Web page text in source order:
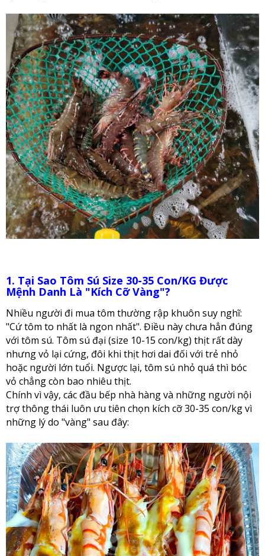
1. Tại Sao Tôm Sú Size 30-35 Con/KG Được
Mệnh Danh Là "Kích Cỡ Vàng"?
Nhiều người đi mua tôm thường rập khuôn suy nghĩ:
"Cứ tôm to nhất là ngon nhất". Điều này chưa hẳn đúng
với tôm sú. Tôm sú đại (size 10-15 con/kg) thịt rất dày
nhưng vỏ lại cứng, đôi khi thịt hơi dai đối với trẻ nhỏ
hoặc người lớn tuổi. Ngược lại, tôm sú nhỏ quá thì bóc
vỏ chẳng còn bao nhiêu thịt.
Chính vì vậy, các đầu bếp nhà hàng và những người nội
trợ thông thái luôn ưu tiên chọn kích cỡ 30-35 con/kg vì
những lý do "vàng" sau đây: